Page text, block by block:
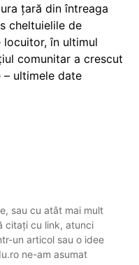
țară din întreaga
cheltuielile de
în ultimul
comunitar a crescut
– ultimele date
sau cu atât mai mult
citați cu link, atunci
un articol sau o idee
ne-am asumat